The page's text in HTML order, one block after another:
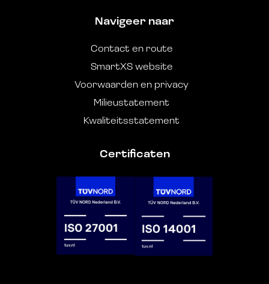
Navigeer naar
Contact en route
SmartXS website
Voorwaarden en privacy
Milieustatement
Kwaliteitsstatement
Certificaten